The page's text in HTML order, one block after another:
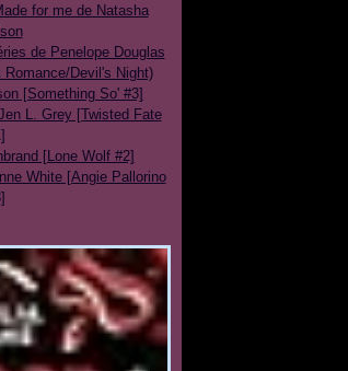
for me de Natasha
de Penelope Douglas
Romance/Devil's Night)
[Something So' #3]
L. Grey [Twisted Fate
[Lone Wolf #2]
White [Angie Pallorino